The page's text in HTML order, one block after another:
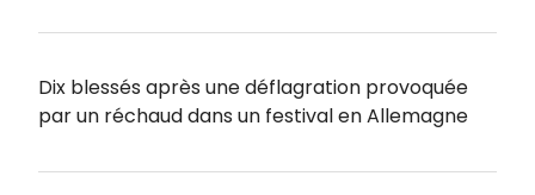
Dix blessés après une déflagration provoquée
par un réchaud dans un festival en Allemagne